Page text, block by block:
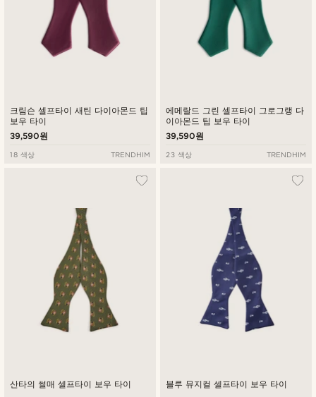
크림슨 셀프타이 새틴 다이아몬드 팁
보우 타이
39,590원
18 색상 TRENDHIM
에메랄드 그린 셀프타이 그로그랭 다
이아몬드 팁 보우 타이
39,590원
23 색상 TRENDHIM
산타의 썰매 셀프타이 보우 타이 블루 뮤지컬 셀프타이 보우 타이